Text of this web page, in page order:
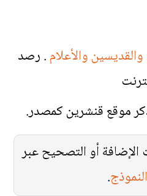
والأعلام. رصد
موقع قنشرين كمصدر.
الإضافة أو التصحيح عبر
.